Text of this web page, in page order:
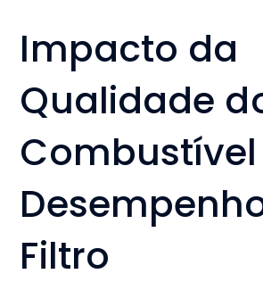
Impacto da
Qualidade
Filtro